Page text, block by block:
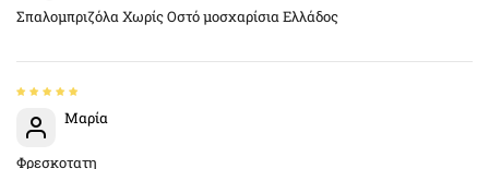
Σπαλομπριζόλα Χωρίς Οστό μοσχαρίσια Ελλάδος
Μαρία
Φρεσκοτατη